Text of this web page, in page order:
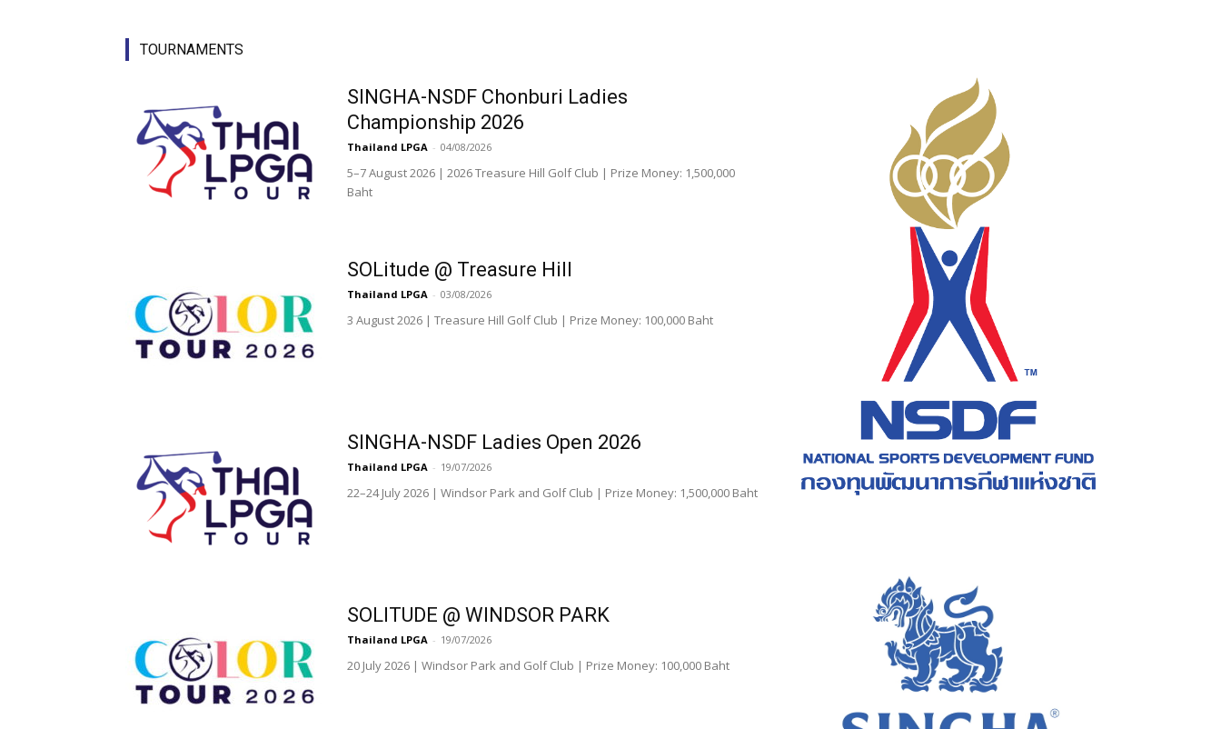
TOURNAMENTS
SINGHA-NSDF Chonburi Ladies
Championship 2026
Thailand LPGA - 04/08/2026
5–7 August 2026 | 2026 Treasure Hill Golf Club | Prize Money: 1,500,000
Baht
SOLitude @ Treasure Hill
Thailand LPGA - 03/08/2026
3 August 2026 | Treasure Hill Golf Club | Prize Money: 100,000 Baht
SINGHA-NSDF Ladies Open 2026
Thailand LPGA - 19/07/2026
22–24 July 2026 | Windsor Park and Golf Club | Prize Money: 1,500,000 Baht
SOLITUDE @ WINDSOR PARK
Thailand LPGA - 19/07/2026
20 July 2026 | Windsor Park and Golf Club | Prize Money: 100,000 Baht